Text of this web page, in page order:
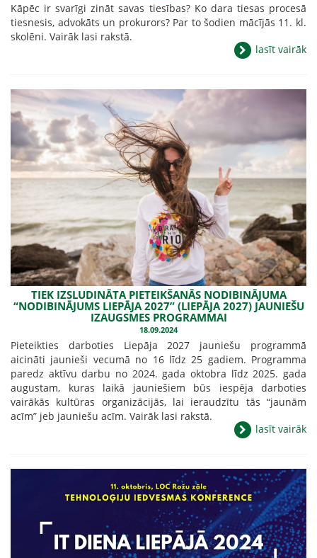
Kāpēc ir svarīgi zināt savas tiesības? Ko dara tiesas procesā
tiesnesis, advokāts un prokurors? Par to šodien mācījās 11. kl.
skolēni. Vairāk lasi rakstā.
lasīt vairāk
TIEK IZSLUDINĀTA PIETEIKŠANĀS NODIBINĀJUMA
“NODIBINĀJUMS LIEPĀJA 2027” (LIEPĀJA 2027) JAUNIEŠU
IZAUGSMES PROGRAMMAI
18.09.2024
Pieteikties darboties Liepāja 2027 jauniešu programmā
aicināti jaunieši vecumā no 16 līdz 25 gadiem. Programma
paredz aktīvu darbu no 2024. gada oktobra līdz 2025. gada
augustam, kuras laikā jauniešiem būs iespēja darboties
vairākās kultūras organizācijās, lai ieraudzītu tās “jaunām
acīm” jeb jauniešu acīm. Vairāk lasi rakstā.
lasīt vairāk